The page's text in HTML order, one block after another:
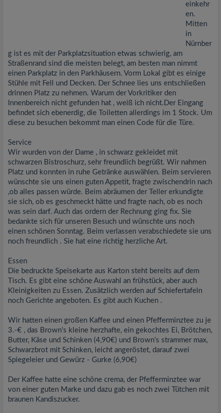
einkehr
en.
Mitten
in
Nürnber
g ist es mit der Parkplatzsituation etwas schwierig, am
Straßenrand sind die meisten belegt, am besten man nimmt
einen Parkplatz in den Parkhäusern. Vorm Lokal gibt es einige
Stühle mit Fell und Decken. Der Schnee lies uns entschließen
drinnen Platz zu nehmen. Warum der Vorkritiker den
Innenbereich nicht gefunden hat , weiß ich nicht.Der Eingang
befindet sich ebenerdig, die Toiletten allerdings im 1 Stock. Um
diese zu besuchen bekommt man einen Code für die Türe.
Service
Wir wurden von der Dame , in schwarz gekleidet mit
schwarzen Bistroschurz, sehr freundlich begrüßt. Wir nahmen
Platz und konnten in ruhe Getränke auswählen. Beim servieren
wünschte sie uns einen guten Appetit, fragte zwischendrin nach
,ob alles passen würde. Beim abräumen der Teller erkundigte
sie sich, ob es geschmeckt hätte und fragte nach, ob es noch
was sein darf. Auch das ordern der Rechnung ging fix. Sie
bedankte sich für unseren Besuch und wünschte uns noch
einen schönen Sonntag. Beim verlassen verabschiedete sie uns
noch freundlich . Sie hat eine richtig herzliche Art.
Essen
Die bedruckte Speisekarte aus Karton steht bereits auf dem
Tisch. Es gibt eine schöne Auswahl an frühstück, aber auch
Kleinigkeiten zu Essen. Zusätzlich werden auf Schiefertafeln
noch Gerichte angeboten. Es gibt auch Kuchen .
Wir hatten einen großen Kaffee und einen Pfefferminztee zu je
3.-€ , das Brown's kleine herzhafte, ein gekochtes Ei, Brötchen,
Butter, Käse und Schinken (4,90€) und Brown's strammer max,
Schwarzbrot mit Schinken, leicht angeröstet, darauf zwei
Spiegeleier und Gewürz - Gurke (6,90€)
Der Kaffee hatte eine schöne crema, der Pfefferminztee war
von einer guten Marke und dazu gab es noch zwei Tütchen mit
braunen Kandiszucker.